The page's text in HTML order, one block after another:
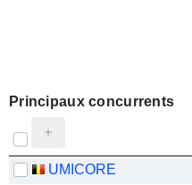
Principaux concurrents
UMICORE